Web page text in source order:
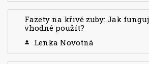
Fazety na křivé zuby: Jak
vhodné použít?
Lenka Novotná